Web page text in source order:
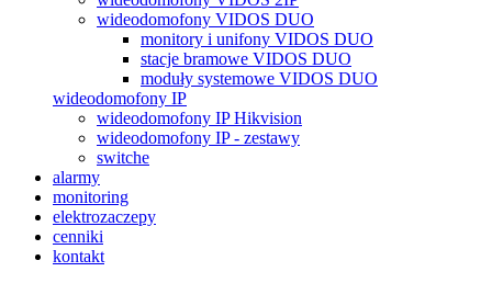
wideodomofony VIDOS DUO
monitory i unifony VIDOS DUO
stacje bramowe VIDOS DUO
moduły systemowe VIDOS DUO
wideodomofony IP
wideodomofony IP Hikvision
wideodomofony IP - zestawy
switche
alarmy
monitoring
elektrozaczepy
cenniki
kontakt